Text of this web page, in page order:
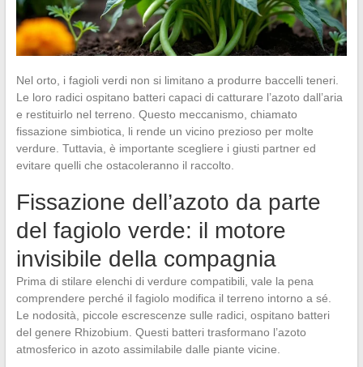
Nel orto, i fagioli verdi non si limitano a produrre baccelli teneri.
Le loro radici ospitano batteri capaci di catturare l’azoto dall’aria
e restituirlo nel terreno. Questo meccanismo, chiamato
fissazione simbiotica, li rende un vicino prezioso per molte
verdure. Tuttavia, è importante scegliere i giusti partner ed
evitare quelli che ostacoleranno il raccolto.
Fissazione dell’azoto da parte
del fagiolo verde: il motore
invisibile della compagnia
Prima di stilare elenchi di verdure compatibili, vale la pena
comprendere perché il fagiolo modifica il terreno intorno a sé.
Le nodosità, piccole escrescenze sulle radici, ospitano batteri
del genere Rhizobium. Questi batteri trasformano l’azoto
atmosferico in azoto assimilabile dalle piante vicine.